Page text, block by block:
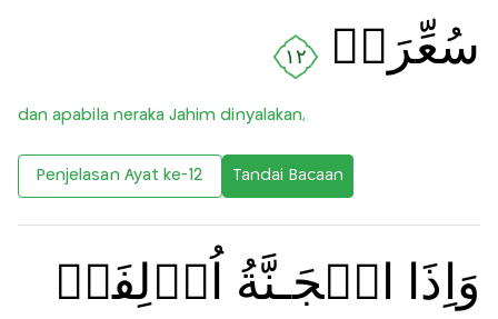
سُعِّرَتۡ
١٢
dan apabila neraka Jahim dinyalakan,
Penjelasan Ayat ke-12 Tandai Bacaan
وَاِذَا الۡجَـنَّةُ اُزۡلِفَتۡ